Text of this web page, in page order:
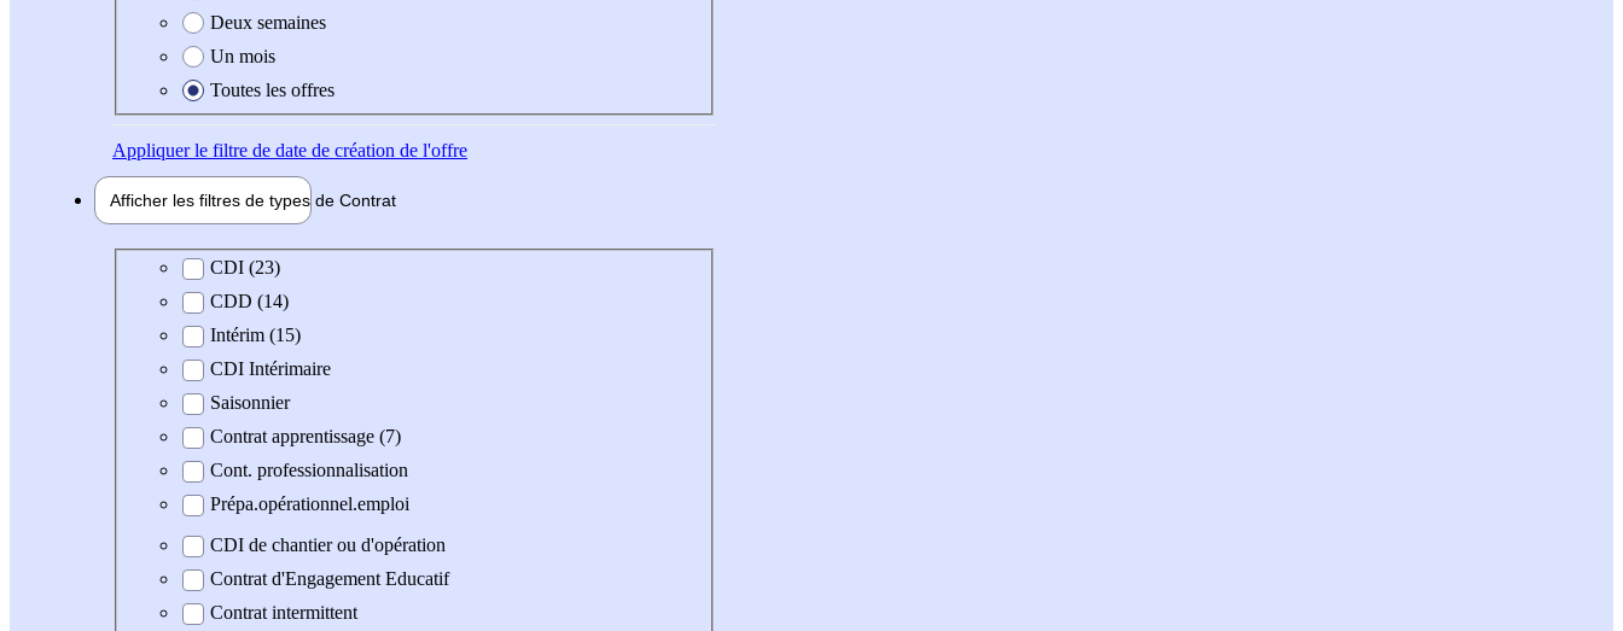
Deux semaines
Un mois
Toutes les offres
Appliquerle filtre de date de création de l'offre
Afficher les filtres de types de Contrat
Type de contratCDI (23)
CDD (14)
Intérim (15)
CDI Intérimaire
Saisonnier
Contrat apprentissage (7)
Cont. professionnalisation
Prépa.opérationnel.emploi
CDI de chantier ou d'opération
Contrat d'Engagement Educatif
Contrat intermittent